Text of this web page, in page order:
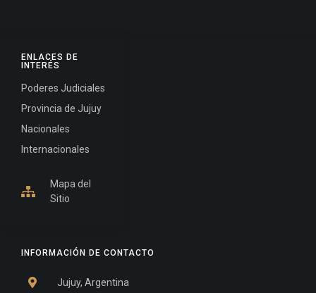
INFORMACIÓN DE CONTACTO
Jujuy, Argentina
ENLACES DE
INTERÉS
Poderes Judiciales
Provincia de Jujuy
Nacionales
Internacionales
Mapa del
Sitio